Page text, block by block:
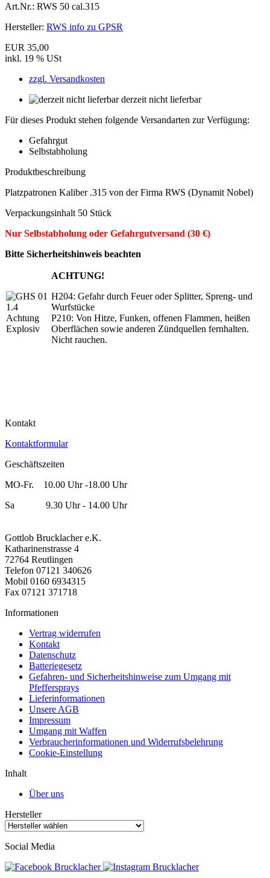
Art.Nr.: RWS 50 cal.315
Hersteller: RWS info zu GPSR
EUR 35,00
inkl. 19 % USt
zzgl. Versandkosten
derzeit nicht lieferbar
Für dieses Produkt stehen folgende Versandarten zur Verfügung:
Gefahrgut
Selbstabholung
Produktbeschreibung
Platzpatronen Kaliber .315 von der Firma RWS (Dynamit Nobel)
Verpackungsinhalt 50 Stück
Nur Selbstabholung oder Gefahrgutversand (30 €)
Bitte Sicherheitshinweis beachten
ACHTUNG!
H204: Gefahr durch Feuer oder Splitter, Spreng- und
Wurfstücke
P210: Von Hitze, Funken, offenen Flammen, heißen
Oberflächen sowie anderen Zündquellen fernhalten.
Nicht rauchen.
Kontakt
Kontaktformular
Geschäftszeiten
MO-Fr. 10.00 Uhr -18.00 Uhr
Sa 9.30 Uhr - 14.00 Uhr
Gottlob Brucklacher e.K.
Katharinenstrasse 4
72764 Reutlingen
Telefon 07121 340626
Mobil 0160 6934315
Fax 07121 371718
Informationen
Vertrag widerrufen
Kontakt
Datenschutz
Batteriegesetz
Gefahren- und Sicherheitshinweise zum Umgang mit
Pfeffersprays
Lieferinformationen
Unsere AGB
Impressum
Umgang mit Waffen
Verbraucherinformationen und Widerrufsbelehrung
Cookie-Einstellung
Inhalt
Über uns
Hersteller
Social Media